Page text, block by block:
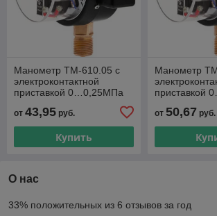
Манометр ТМ-610.05 с
электроконтактной
приставкой 0…0,25МПа
радиальный штуцер
от 43,95 руб.
Купить
Манометр
приставкой
радиальный
от 50,67 руб.
О нас
33% положительных из 6 отзывов за год